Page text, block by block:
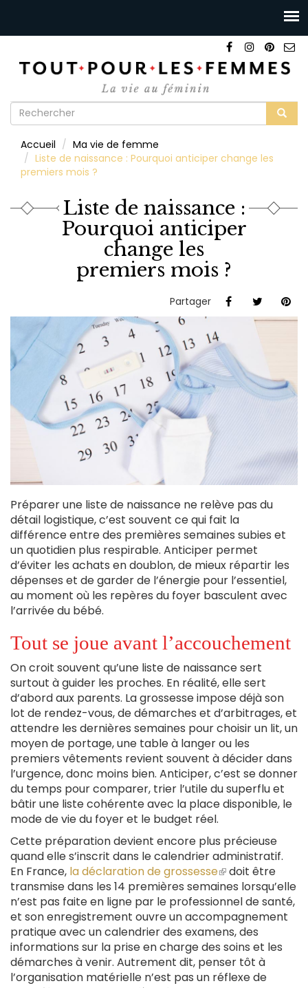
Formulaire
recherche
Accueil
Ma vie de femme
Liste de naissance : Pourquoi anticiper change les
premiers mois ?
Liste de naissance :
Pourquoi anticiper
change les
premiers mois ?
Partager
Préparer une liste de naissance ne relève pas du
détail logistique, c’est souvent ce qui fait la
différence entre des premières semaines subies et
un quotidien plus respirable. Anticiper permet
d’éviter les achats en doublon, de mieux répartir les
dépenses et de garder de l’énergie pour l’essentiel,
au moment où les repères du foyer basculent avec
l’arrivée du bébé.
Tout se joue avant l’accouchement
On croit souvent qu’une liste de naissance sert
surtout à guider les proches. En réalité, elle sert
d’abord aux parents. La grossesse impose déjà son
lot de rendez-vous, de démarches et d’arbitrages, et
attendre les dernières semaines pour choisir un lit, un
moyen de portage, une table à langer ou les
premiers vêtements revient souvent à décider dans
l’urgence, donc moins bien. Anticiper, c’est se donner
du temps pour comparer, trier l’utile du superflu et
bâtir une liste cohérente avec la place disponible, le
mode de vie du foyer et le budget réel.
Cette préparation devient encore plus précieuse
quand elle s’inscrit dans le calendrier administratif.
En France, la déclaration de grossesse(le
lien
est
externe)
doit être
transmise dans les 14 premières semaines lorsqu’elle
n’est pas faite en ligne par le professionnel de santé,
et son enregistrement ouvre un accompagnement
pratique avec un calendrier des examens, des
informations sur la prise en charge des soins et les
démarches à venir. Autrement dit, penser tôt à
l’organisation matérielle n’est pas un réflexe de